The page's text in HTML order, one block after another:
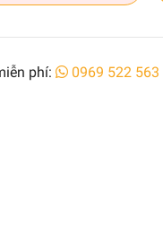
phí: 0969 522 563